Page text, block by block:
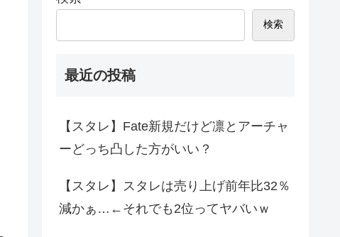
検索
最近の投稿
【スタレ】Fate新規だけど凛とアーチャ
ーどっち凸した方がいい？
【スタレ】スタレは売り上げ前年比32％
減かぁ…←それでも2位ってヤバいｗ